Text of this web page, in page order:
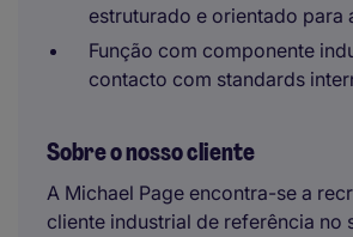
estruturado e orientado para
Função com componente
contacto com standards
Sobre o nosso cliente
A Michael Page encontra-se a
cliente industrial de referência no